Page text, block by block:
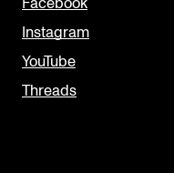
Facebook
Instagram
YouTube
Threads